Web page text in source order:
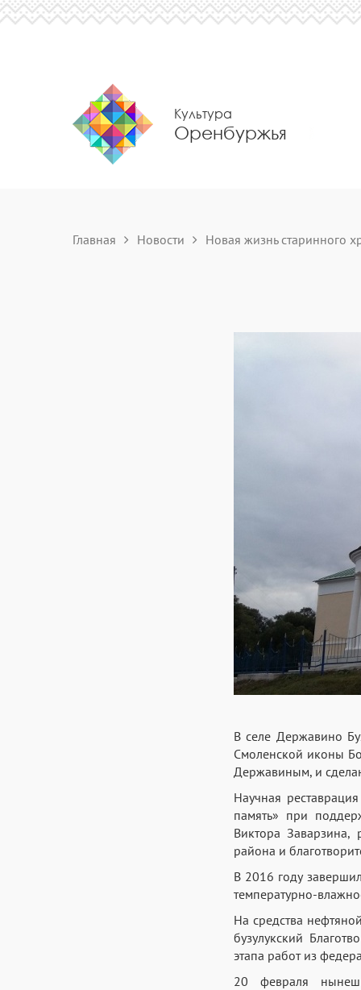
Культура
Оренбуржья
Главная Новости Новая жизнь старинного
В селе Державино
Смоленской иконы
Державиным, и
Научная
память» при
Виктора Заварзина,
района и
В 2016 году
температурно-
На средства
бузулукский
этапа работ из
20 февраля